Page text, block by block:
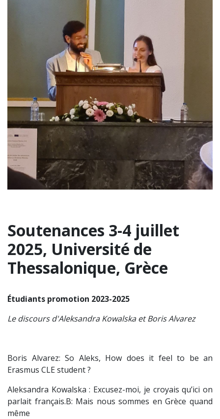
Soutenances 3-4 juillet
2025, Université de
Thessalonique, Grèce
Étudiants promotion 2023-2025
Le discours d'Aleksandra Kowalska et Boris Alvarez
Boris Alvarez: So Aleks, How does it feel to be an
Erasmus CLE student ?
Aleksandra Kowalska : Excusez-moi, je croyais qu’ici on
parlait français.B: Mais nous sommes en Grèce quand
même